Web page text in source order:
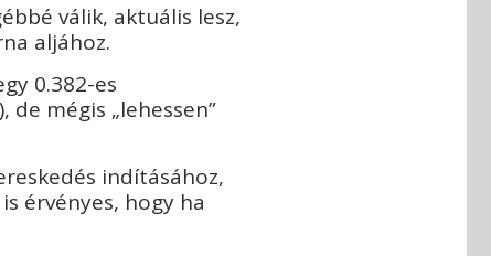
válik, aktuális lesz,
aljához.
0.382-es
mégis „lehessen”
indításához,
érvényes, hogy ha